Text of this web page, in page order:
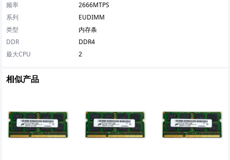
频率
2666MTPS
系列
EUDIMM
类型
内存条
DDR
DDR4
最大CPU
2
相似产品